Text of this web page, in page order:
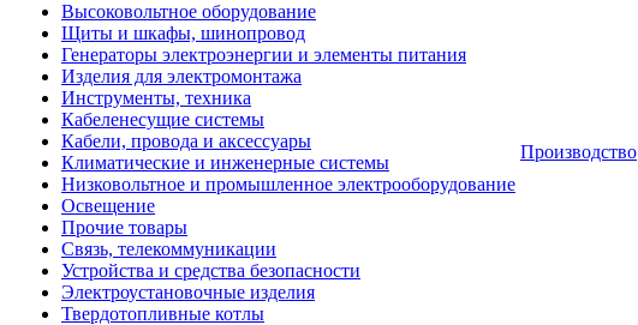
Высоковольтное оборудование
Щиты и шкафы, шинопровод
Генераторы электроэнергии и элементы питания
Изделия для электромонтажа
Инструменты, техника
Кабеленесущие системы
Кабели, провода и аксессуары
Климатические и инженерные системы
Низковольтное и промышленное электрооборудование
Освещение
Прочие товары
Связь, телекоммуникации
Устройства и средства безопасности
Электроустановочные изделия
Твердотопливные котлы
Производство